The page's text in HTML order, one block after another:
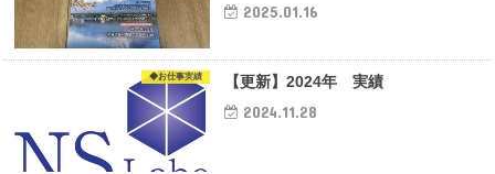
2025.01.16
◆お仕事実績 【更新】2024年 実績
2024.11.28